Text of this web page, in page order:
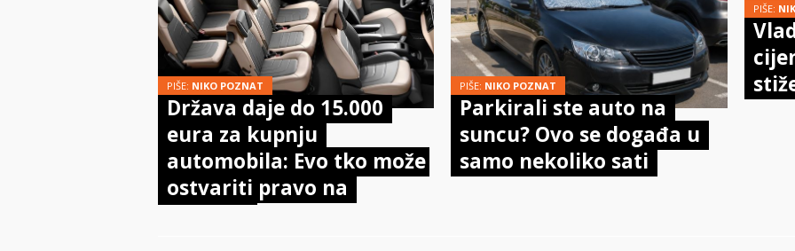
PIŠE: NIKO POZNAT
Država daje do 15.000
eura za kupnju
automobila: Evo tko može
ostvariti pravo na
PIŠE: NIKO POZNAT
Parkirali ste auto na
suncu? Ovo se događa u
samo nekoliko sati
PIŠE: